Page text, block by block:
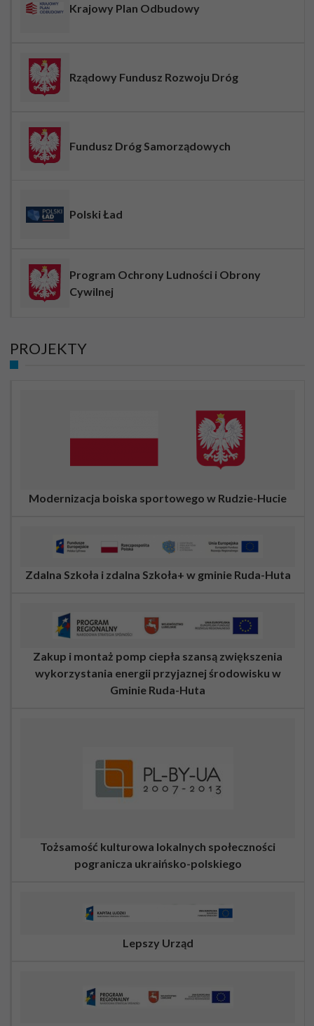
Krajowy Plan Odbudowy
Rządowy Fundusz Rozwoju Dróg
Fundusz Dróg Samorządowych
Polski Ład
Program Ochrony Ludności i Obrony
Cywilnej
PROJEKTY
Modernizacja boiska sportowego w Rudzie-Hucie
Zdalna Szkoła i zdalna Szkoła+ w gminie Ruda-Huta
Zakup i montaż pomp ciepła szansą zwiększenia
wykorzystania energii przyjaznej środowisku w
Gminie Ruda-Huta
Tożsamość kulturowa lokalnych społeczności
pogranicza ukraińsko-polskiego
Lepszy Urząd